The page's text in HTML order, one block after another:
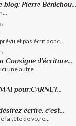
Pierre Bénichou...
et pas écrit donc...
Consigne d'écriture...
une autre...
pour:CARNET...
écrire, c’est...
la tête de votre...